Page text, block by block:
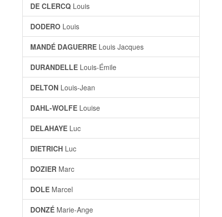
DE CLERCQ Louis
DODERO Louis
MANDÉ DAGUERRE Louis Jacques
DURANDELLE Louis-Émile
DELTON Louis-Jean
DAHL-WOLFE Louise
DELAHAYE Luc
DIETRICH Luc
DOZIER Marc
DOLE Marcel
DONZÉ Marie-Ange